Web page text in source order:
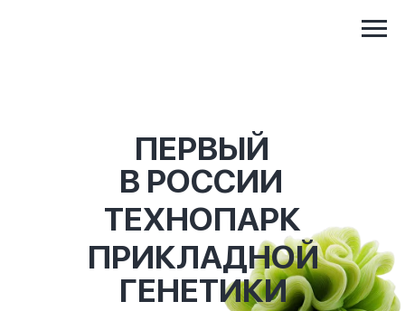
ПЕРВЫЙ
В РОССИИ
ТЕХНОПАРК
ПРИКЛАДНОЙ
ГЕНЕТИКИ